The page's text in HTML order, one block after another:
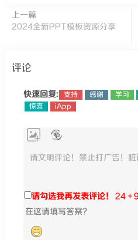
上一篇
2024全新PPT模板资源分享
评论
快速回复: 支持 感谢 学习
惊喜
iApp
请勾选我再发表评论！ 24 +